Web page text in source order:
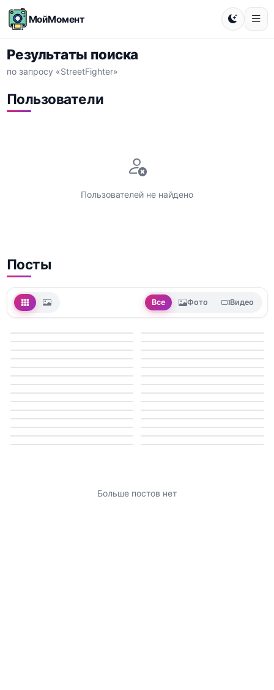
МойМомент
Результаты поиска
по запросу «StreetFighter»
Пользователи
Пользователей не найдено
Посты
Все Фото Видео
Больше постов нет